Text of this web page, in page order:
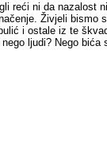
reći ni da nazalost
Živjeli bismo
i ostale iz te
ljudi? Nego bića